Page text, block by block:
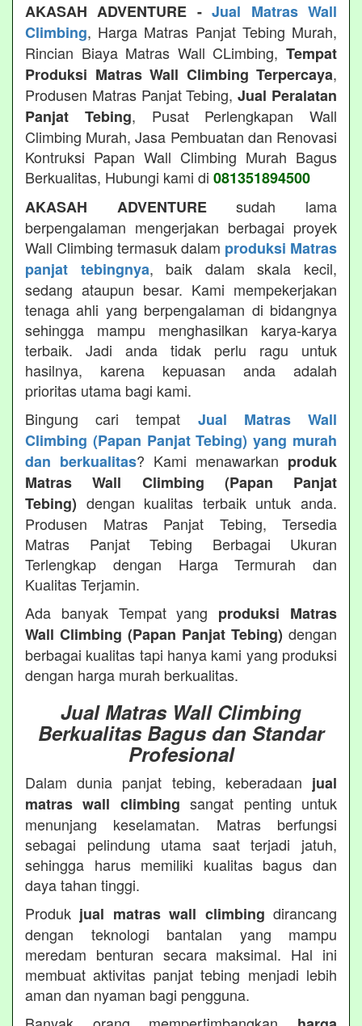
AKASAH ADVENTURE -Jual Matras Wall
Climbing, Harga Matras Panjat Tebing Murah,
Rincian Biaya Matras Wall CLimbing, Tempat
Produksi Matras Wall Climbing Terpercaya,
Produsen Matras Panjat Tebing,Jual Peralatan
Panjat Tebing, Pusat Perlengkapan Wall
Climbing Murah, Jasa Pembuatan dan Renovasi
Kontruksi Papan Wall Climbing Murah Bagus
Berkualitas, Hubungi kami di 081351894500
AKASAH ADVENTUREsudah lama
berpengalaman mengerjakan berbagai proyek
Wall Climbing termasuk dalam produksi Matras
panjat tebingnya, baik dalam skala kecil,
sedang ataupun besar. Kami mempekerjakan
tenaga ahli yang berpengalaman di bidangnya
sehingga mampu menghasilkan karya-karya
terbaik. Jadi anda tidak perlu ragu untuk
hasilnya, karena kepuasan anda adalah
prioritas utama bagi kami.
Bingung cari tempat Jual Matras Wall
Climbing (Papan Panjat Tebing) yang murah
dan berkualitas? Kami menawarkan produk
Matras Wall Climbing (Papan Panjat
Tebing) dengan kualitas terbaik untuk anda.
Produsen Matras Panjat Tebing, Tersedia
Matras Panjat Tebing Berbagai Ukuran
Terlengkap dengan Harga Termurah dan
Kualitas Terjamin.
Ada banyak Tempat yang produksi Matras
Wall Climbing (Papan Panjat Tebing) dengan
berbagai kualitas tapi hanya kami yang produksi
dengan harga murah berkualitas.
Jual Matras Wall Climbing
Berkualitas Bagus dan Standar
Profesional
Dalam dunia panjat tebing, keberadaan jual
matras wall climbing sangat penting untuk
menunjang keselamatan. Matras berfungsi
sebagai pelindung utama saat terjadi jatuh,
sehingga harus memiliki kualitas bagus dan
daya tahan tinggi.
Produk jual matras wall climbing dirancang
dengan teknologi bantalan yang mampu
meredam benturan secara maksimal. Hal ini
membuat aktivitas panjat tebing menjadi lebih
aman dan nyaman bagi pengguna.